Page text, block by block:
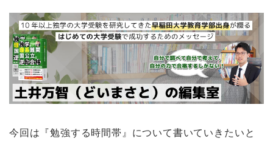
今回は『勉強する時間帯』について書いていきたいと